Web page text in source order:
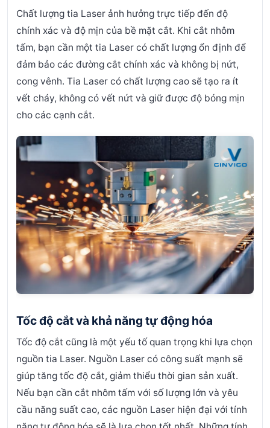
Chất lượng tia Laser ảnh hưởng trực tiếp đến độ
chính xác và độ mịn của bề mặt cắt. Khi cắt nhôm
tấm, bạn cần một tia Laser có chất lượng ổn định để
đảm bảo các đường cắt chính xác và không bị nứt,
cong vênh. Tia Laser có chất lượng cao sẽ tạo ra ít
vết cháy, không có vết nứt và giữ được độ bóng mịn
cho các cạnh cắt.
Tốc độ cắt và khả năng tự động hóa
Tốc độ cắt cũng là một yếu tố quan trọng khi lựa chọn
nguồn tia Laser. Nguồn Laser có công suất mạnh sẽ
giúp tăng tốc độ cắt, giảm thiểu thời gian sản xuất.
Nếu bạn cần cắt nhôm tấm với số lượng lớn và yêu
cầu năng suất cao, các nguồn Laser hiện đại với tính